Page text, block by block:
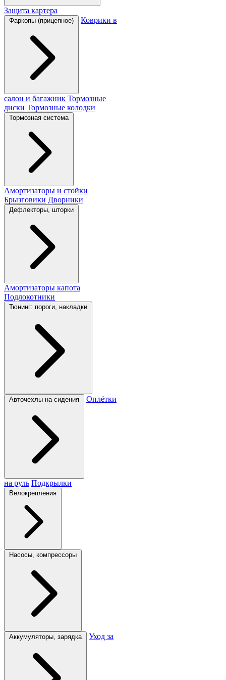
Защита картера
Фаркопы (прицепное) Коврики в
салон и багажник Тормозные
диски Тормозные колодки
Тормозная система
Амортизаторы и стойки
Брызговики Дворники
Дефлекторы, шторки
Амортизаторы капота
Подлокотники
Тюнинг: пороги, накладки
Авточехлы на сидения Оплётки
на руль Подкрылки
Велокрепления
Насосы, компрессоры
Аккумуляторы, зарядка Уход за